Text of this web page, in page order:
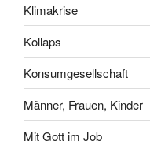
Klimakrise
Kollaps
Konsumgesellschaft
Männer, Frauen, Kinder
Mit Gott im Job